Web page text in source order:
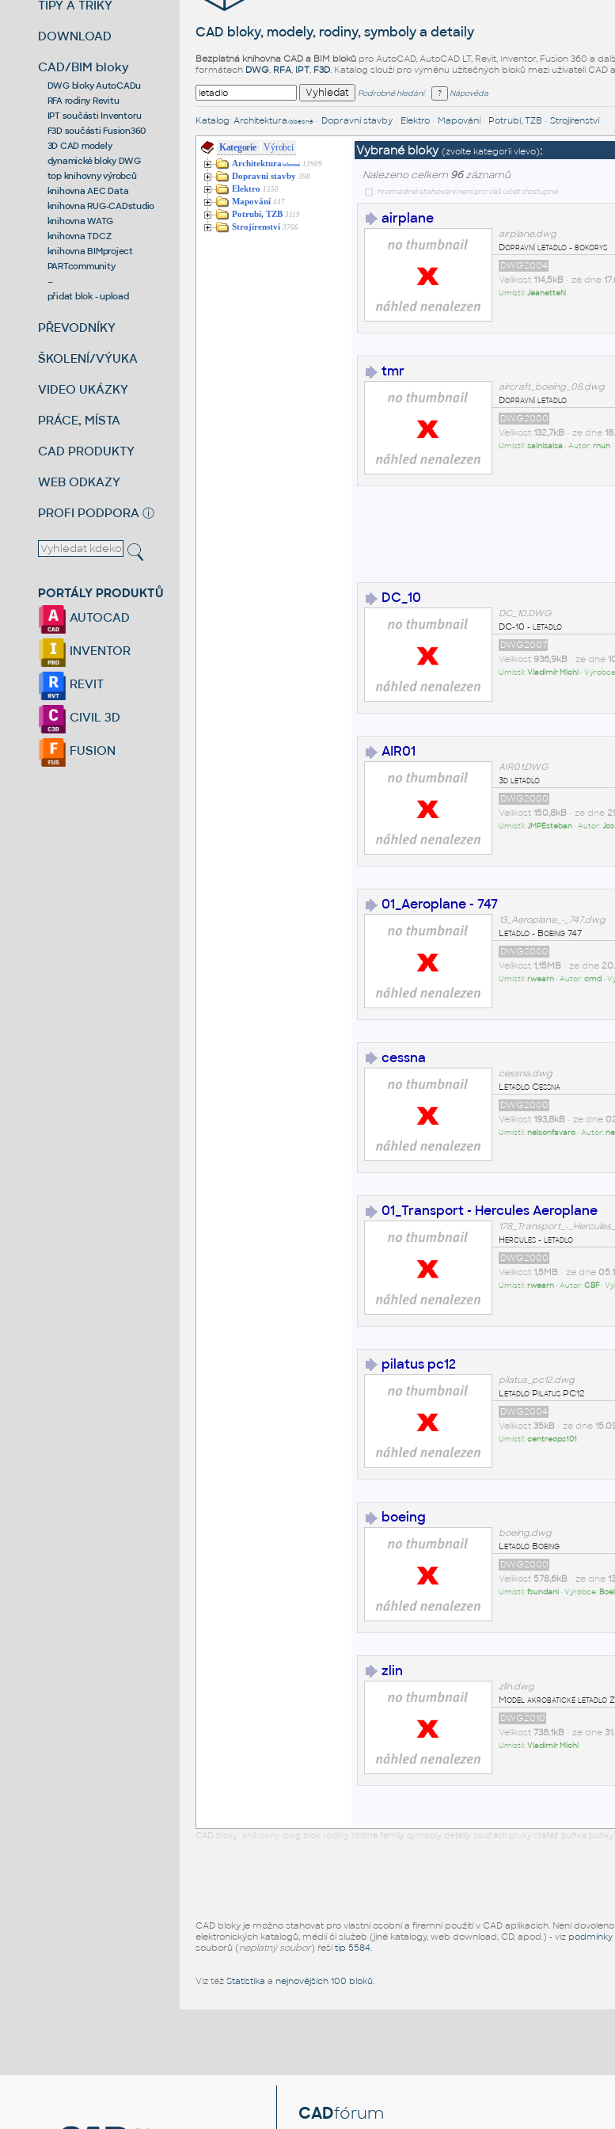
TIPY A TRIKY
DOWNLOAD
CAD/BIM bloky
DWG bloky AutoCADu
RFA rodiny Revitu
IPT součásti Inventoru
F3D součásti Fusion360
3D CAD modely
dynamické bloky DWG
top knihovny výrobců
knihovna AEC Data
knihovna RUG-CADstudio
knihovna WATG
knihovna TDCZ
knihovna BIMproject
PARTcommunity
--
přidat blok - upload
PŘEVODNÍKY
ŠKOLENÍ/VÝUKA
VIDEO UKÁZKY
PRÁCE, MÍSTA
CAD PRODUKTY
WEB ODKAZY
PROFI PODPORA ⓘ
PORTÁLY PRODUKTŮ
AUTOCAD
INVENTOR
REVIT
CIVIL 3D
FUSION
CAD bloky, modely, rodiny, symboly a detaily
Bezplatná knihovna CAD a BIM blokůpro AutoCAD, AutoCAD LT, Revit, Inventor, Fusion 360 a
formátech DWG, RFA, IPT, F3D. Katalog slouží pro výměnu užitečných bloků mezi uživateli CAD
Podrobné hledání Nápověda
Katalog: Architektura /obecné• Dopravní stavby• Elektro• Mapování• Potrubí, TZB • Strojírenství
Kategorie Výrobci
Architektura/obecné 13909
Dopravní stavby 398
Elektro 1550
Mapování 447
Potrubí, TZB 3119
Strojírenství 3766
Vybrané bloky (zvolte kategorii vlevo):
Nalezeno celkem 96záznamů
hromadné stahování není pro váš účet dostupné
airplane
airplane.dwg
Dopravní letadlo - bokorys
DWG2004
Velikost 114,5kB• ze dne
Umístil:JeanetteN
tmr
aircraft_boeing_08.dwg
Dopravní letadlo
DWG2000
Velikost 132,7kB• ze dne
Umístil:sainisaisa • Autor:rnun
DC_10
DC_10.DWG
DC-10 - letadlo
DWG2007
Velikost 936,9kB• ze dne
Umístil:Vladimír Michl•
AIR01
AIR01.DWG
3d letadlo
DWG2000
Velikost 150,8kB• ze dne
Umístil:JMPEsteban• Autor:
01_Aeroplane - 747
13_Aeroplane_-_747.dwg
Letadlo - Boeing 747
DWG2000
Velikost 1,15MB• ze dne
Umístil:rwearn• Autor:cmd •
cessna
cessna.dwg
Letadlo Cessna
DWG2000
Velikost 193,8kB• ze dne
Umístil:nelsonfavaro• Autor:
01_Transport - Hercules Aeroplane
178_Transport_-
Hercules - letadlo
DWG2000
Velikost 1,5MB• ze dne
Umístil:rwearn• Autor:CBF•
pilatus pc12
pilatus_pc12.dwg
Letadlo Pilatus PC12
DWG2004
Velikost 35kB• ze dne
Umístil:centreops101
boeing
boeing.dwg
Letadlo Boeing
DWG2000
Velikost 578,6kB• ze dne
Umístil:fsundani• Výrobce:
zlin
zlin.dwg
Model akrobatické letadlo
DWG2010
Velikost 738,1kB• ze dne
Umístil:Vladimír Michl
CAD bloky: knihovny dwg blok rodiny rodina family symboly detaily součásti prvky stafáž buňka
CAD bloky je možno stahovat pro vlastní osobní a firemní použití v CAD aplikacích. Není
elektronických katalogů, médií či služeb (jiné katalogy, web download, CD, apod.) - viz podmínky
souborů (neplatný soubor) řešítip 5584.
Viz též Statistika a nejnovějších 100 bloků.
CADfórum